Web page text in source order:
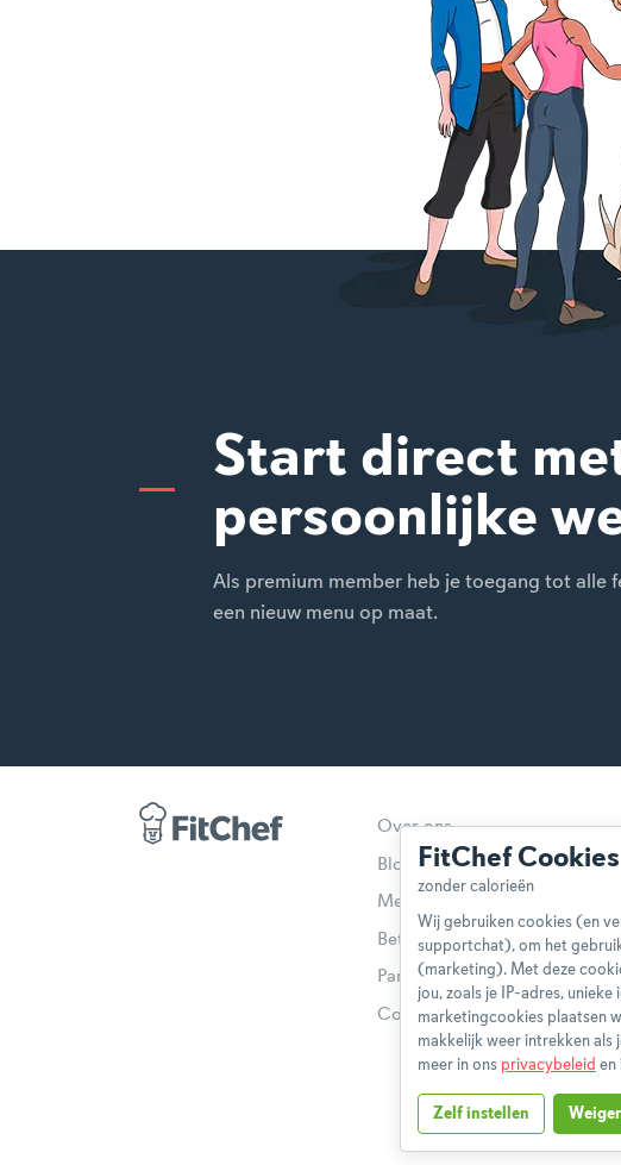
Start direct
persoonlijke
Als premium member heb je toegang tot alle
een nieuw menu op maat.
Over ons
Blog
Methodologie
Betaalmethoden
Partnerprogramma
Contact
FitChef Cookies
Wij gebruiken cookies (en
supportchat), om het
(marketing). Met deze
jou, zoals je IP-adres,
marketingcookies plaatsen
makkelijk weer intrekken als
meer in ons privacybeleid en
Zelf instellen